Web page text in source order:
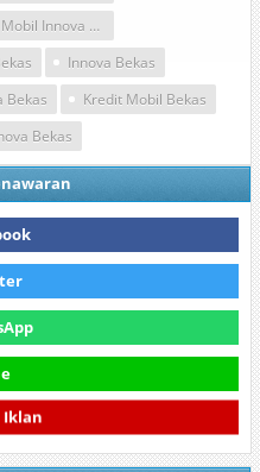
Harga Mobil Innova Bekas
Innova Bekas
Bekas
Kredit Mobil Bekas
Bekas
Iklan